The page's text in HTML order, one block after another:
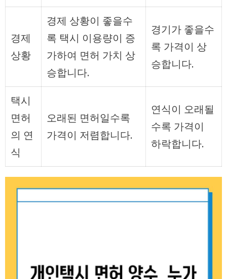
경제
상황
경제 상황이 좋을수
록 택시 이용량이 증
가하여 면허 가치 상
승합니다.
경기가 좋을수
록 가격이 상
승합니다.
택시
면허
의 연
식
오래된 면허일수록
가격이 저렴합니다.
연식이 오래될
수록 가격이
하락합니다.